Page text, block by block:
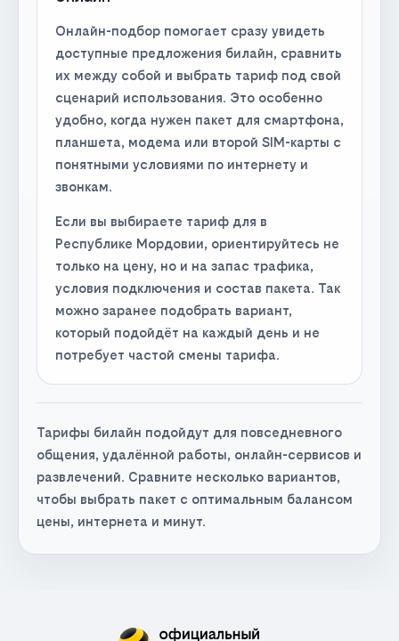
Онлайн-подбор помогает сразу увидеть
доступные предложения билайн, сравнить
их между собой и выбрать тариф под свой
сценарий использования. Это особенно
удобно, когда нужен пакет для смартфона,
планшета, модема или второй SIM-карты с
понятными условиями по интернету и
звонкам.
Если вы выбираете тариф для в
Республике Мордовии, ориентируйтесь не
только на цену, но и на запас трафика,
условия подключения и состав пакета. Так
можно заранее подобрать вариант,
который подойдёт на каждый день и не
потребует частой смены тарифа.
Тарифы билайн подойдут для повседневного
общения, удалённой работы, онлайн-сервисов и
развлечений. Сравните несколько вариантов,
чтобы выбрать пакет с оптимальным балансом
цены, интернета и минут.